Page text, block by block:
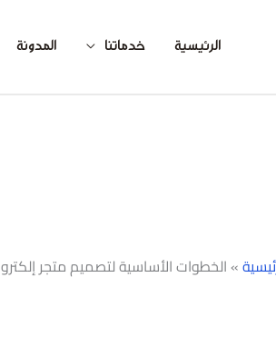
الرئيسية خدماتنا المدونة
» الخطوات الأساسية لتصميم متجر